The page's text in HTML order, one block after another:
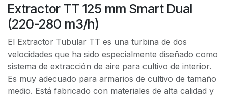
Extractor TT 125 mm Smart Dual
(220-280 m3/h)
El Extractor Tubular TT es una turbina de dos
velocidades que ha sido especialmente diseñado como
sistema de extracción de aire para cultivo de interior.
Es muy adecuado para armarios de cultivo de tamaño
medio. Está fabricado con materiales de alta calidad y